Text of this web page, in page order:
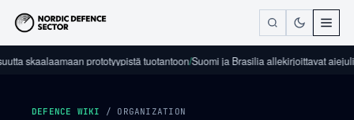
skaalaamaan prototyypistä tuotantoon/Suomi ja Brasilia allekirjoittavat
DEFENCE WIKI / ORGANIZATION